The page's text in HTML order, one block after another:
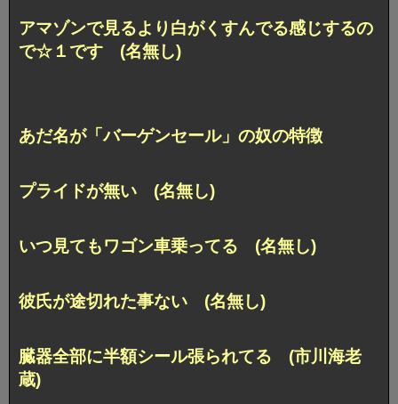
アマゾンで見るより白がくすんでる感じするの
で☆１です (名無し)
あだ名が「バーゲンセール」の奴の特徴
プライドが無い (名無し)
いつ見てもワゴン車乗ってる (名無し)
彼氏が途切れた事ない (名無し)
臓器全部に半額シール張られてる (市川海老
蔵)